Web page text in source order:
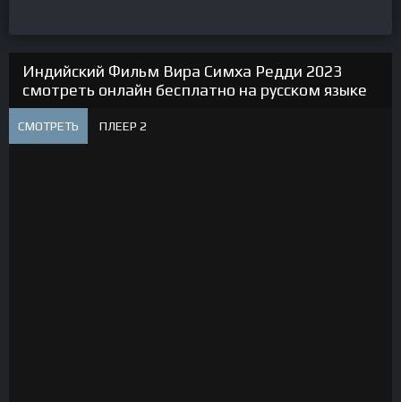
Индийский Фильм Вира Симха Редди 2023
смотреть онлайн бесплатно на русском языке
СМОТРЕТЬ ПЛЕЕР 2